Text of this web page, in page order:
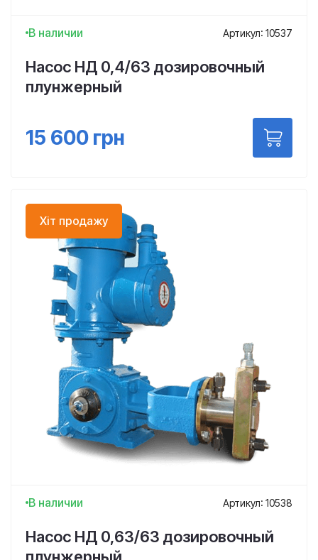
В наличии Артикул: 10537
Насос НД 0,4/63 дозировочный
плунжерный
15 600 грн
Хіт продажу
В наличии Артикул: 10538
Насос НД 0,63/63 дозировочный